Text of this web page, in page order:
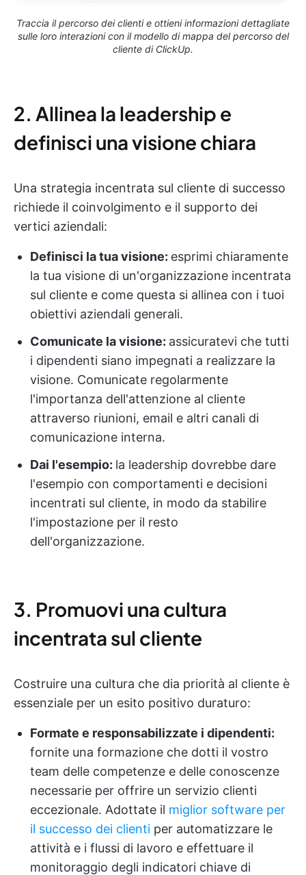
Traccia il percorso dei clienti e ottieni informazioni dettagliate
sulle loro interazioni con il modello di mappa del percorso del
cliente di ClickUp.
2. Allinea la leadership e
definisci una visione chiara
Una strategia incentrata sul cliente di successo
richiede il coinvolgimento e il supporto dei
vertici aziendali:
Definisci la tua visione: esprimi chiaramente
la tua visione di un'organizzazione incentrata
sul cliente e come questa si allinea con i tuoi
obiettivi aziendali generali.
Comunicate la visione: assicuratevi che tutti
i dipendenti siano impegnati a realizzare la
visione. Comunicate regolarmente
l'importanza dell'attenzione al cliente
attraverso riunioni, email e altri canali di
comunicazione interna.
Dai l'esempio: la leadership dovrebbe dare
l'esempio con comportamenti e decisioni
incentrati sul cliente, in modo da stabilire
l'impostazione per il resto
dell'organizzazione.
3. Promuovi una cultura
incentrata sul cliente
Costruire una cultura che dia priorità al cliente è
essenziale per un esito positivo duraturo:
Formate e responsabilizzate i dipendenti:
fornite una formazione che dotti il vostro
team delle competenze e delle conoscenze
necessarie per offrire un servizio clienti
eccezionale. Adottate il miglior software per
il successo dei clienti per automatizzare le
attività e i flussi di lavoro e effettuare il
monitoraggio degli indicatori chiave di